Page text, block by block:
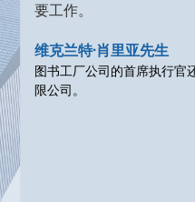
要工作。
维克兰特·肖里亚先生
图书工厂公司的首席执行官
限公司。